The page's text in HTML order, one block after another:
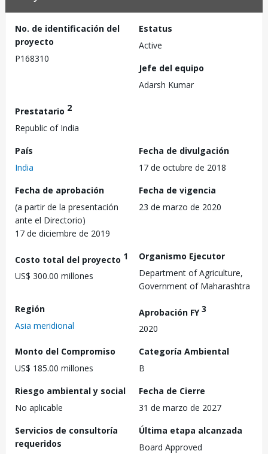
No. de identificación del
proyecto
P168310
Estatus
Active
Jefe del equipo
Adarsh Kumar
Prestatario 2
Republic of India
País
India
Fecha de divulgación
17 de octubre de 2018
Fecha de aprobación
(a partir de la presentación
ante el Directorio)
17 de diciembre de 2019
Fecha de vigencia
23 de marzo de 2020
Costo total del proyecto 1
US$ 300.00 millones
Organismo Ejecutor
Department of Agriculture,
Government of Maharashtra
Región
Asia meridional
Aprobación FY3
2020
Monto del Compromiso
US$ 185.00 millones
Categoría Ambiental
B
Riesgo ambiental y social
No aplicable
Fecha de Cierre
31 de marzo de 2027
Servicios de consultoría
requeridos
Última etapa alcanzada
Board Approved